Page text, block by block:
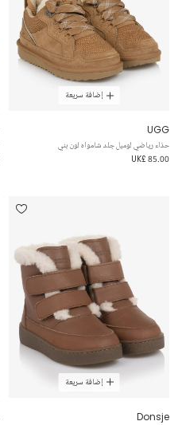
إضافة سريعة
UGG
حذاء رياضي لوميل جلد شامواه لون بني
UK£ 85.00
إضافة سريعة
Donsje